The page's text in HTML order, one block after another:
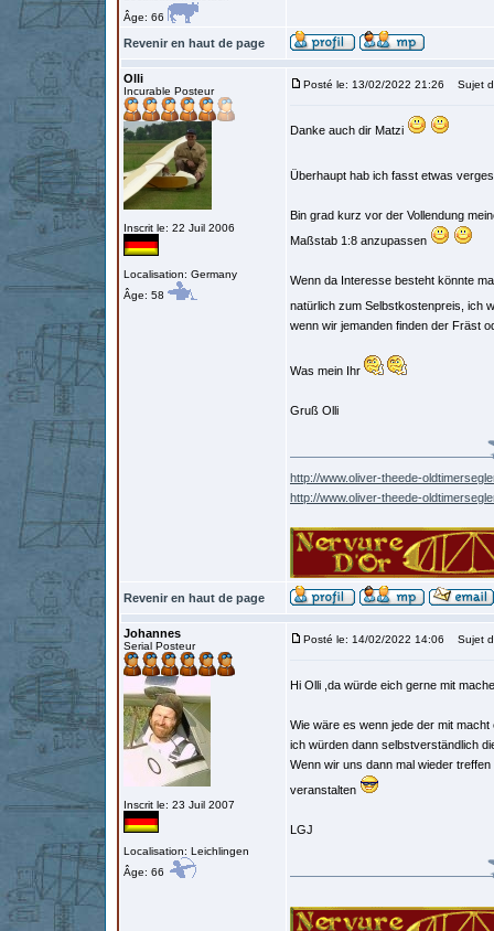
Âge: 66
Revenir en haut de page
Olli
Incurable Posteur
Inscrit le: 22 Juil 2006
Localisation: Germany
Âge: 58
Posté le: 13/02/2022 21:26 Sujet
Danke auch dir Matzi
Überhaupt hab ich fasst etwas
Bin grad kurz vor der Vollendung
Maßstab 1:8 anzupassen
Wenn da Interesse besteht könnte
natürlich zum Selbstkostenpreis, ich
wenn wir jemanden finden der Fräst
Was mein Ihr
Gruß Olli
http://www.oliver-theede-
http://www.oliver-theede-
Revenir en haut de page
Johannes
Serial Posteur
Inscrit le: 23 Juil 2007
Localisation: Leichlingen
Âge: 66
Posté le: 14/02/2022 14:06 Sujet
Hi Olli ,da würde eich gerne mit
Wie wäre es wenn jede der mit
ich würden dann selbstverständlich
Wenn wir uns dann mal wieder
veranstalten
LGJ